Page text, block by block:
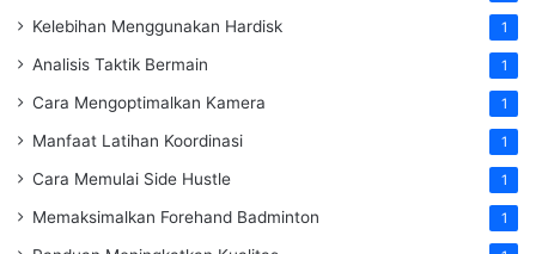
Kelebihan Menggunakan Hardisk 1
Analisis Taktik Bermain 1
Cara Mengoptimalkan Kamera 1
Manfaat Latihan Koordinasi 1
Cara Memulai Side Hustle 1
Memaksimalkan Forehand Badminton 1